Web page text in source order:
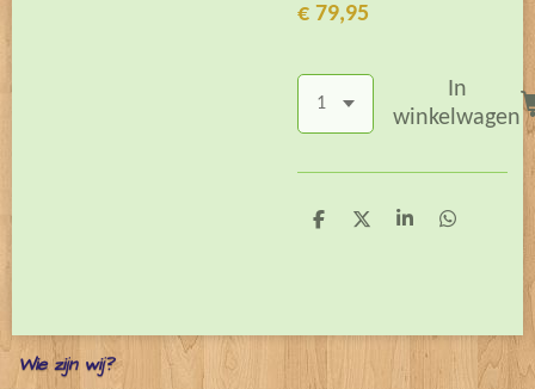
€ 79,95
In
winkelwagen
D
D
S
D
Wie zijn wij?